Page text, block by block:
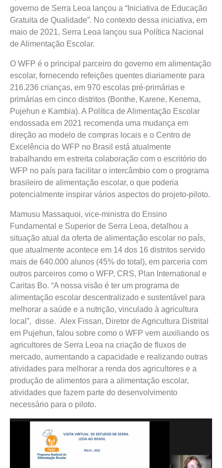
governo de Serra Leoa lançou a “Iniciativa de Educação
Gratuita de Qualidade”. No contexto dessa iniciativa, em
maio de 2021, Serra Leoa lançou sua Política Nacional
de Alimentação Escolar.
O WFP é o principal parceiro do governo em alimentação
escolar, fornecendo refeições quentes diariamente para
216.236 crianças, em 970 escolas pré-primárias e
primárias em cinco distritos (Bonthe, Karene, Kenema,
Pujehun e Kambia). A Política de Alimentação Escolar
endossada em 2021 recomenda uma mudança em
direção ao modelo de compras locais e o Centro de
Excelência do WFP no Brasil está atualmente
trabalhando em estreita colaboração com o escritório do
WFP no país para facilitar o intercâmbio com o programa
brasileiro de alimentação escolar, o que poderia
potencialmente inspirar vários aspectos do projeto-piloto.
Mamusu Massaquoi, vice-ministra do Ensino
Fundamental e Superior de Serra Leoa, detalhou a
situação atual da oferta de alimentação escolar no país,
que atualmente acontece em 14 dos 16 distritos servido
mais de 640.000 alunos (45% do total), em parceria com
outros parceiros como o WFP, CRS, Plan International e
Caritas Bo. “A nossa visão é ter um programa de
alimentação escolar descentralizado e sustentável para
melhorar a saúde e a nutrição, vinculado à agricultura
local”, disse. Alex Fissan, Diretor de Agricultura Distrital
em Pujehun, falou sobre como o WFP vem auxiliando os
agricultores de Serra Leoa na criação de fluxos de
mercado, aumentando a capacidade e realizando outras
atividades para melhorar a renda dos agricultores e a
produção de alimentos para a alimentação escolar,
atividades que fazem parte do desenvolvimento
necessário para o piloto.